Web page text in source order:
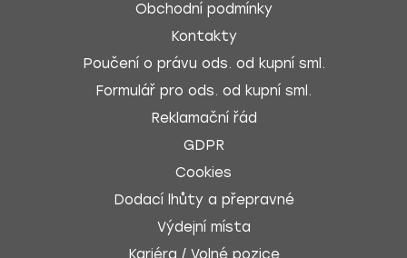
Obchodní podmínky
Kontakty
Poučení o právu ods. od kupní sml.
Formulář pro ods. od kupní sml.
Reklamační řád
GDPR
Cookies
Dodací lhůty a přepravné
Výdejní místa
Kariéra / Volné pozice